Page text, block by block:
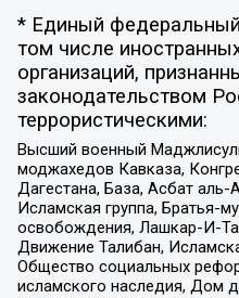
* Единый федеральный
том числе
организаций,
законодательством
террористическими:
Высший военный
моджахедов Кавказа,
Дагестана, База, Асбат
Исламская группа, Братья-
освобождения, Лашкар-И-
Движение Талибан,
Общество социальных
исламского наследия, Дом